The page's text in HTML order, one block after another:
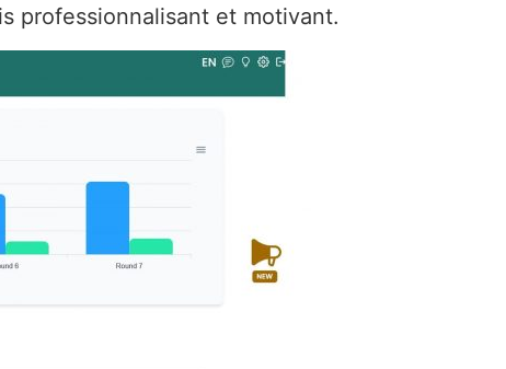
professionnalisant et motivant.